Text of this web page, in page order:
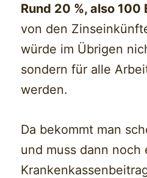
Rund 20 %, also 100
von den
würde im Übrigen
sondern für alle
werden.
Da bekommt man
und muss dann noch